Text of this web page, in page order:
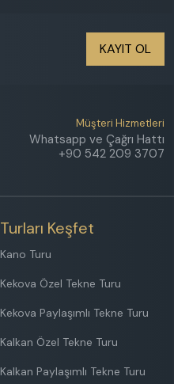
KAYIT OL
Müşteri Hizmetleri
Whatsapp ve Çağrı Hattı
+90 542 209 3707
Turları Keşfet
Kano Turu
Kekova Özel Tekne Turu
Kekova Paylaşımlı Tekne Turu
Kalkan Özel Tekne Turu
Kalkan Paylaşımlı Tekne Turu